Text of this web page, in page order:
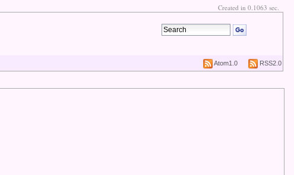
RSS2.0
Atom1.0
Created in 0.1063 sec.